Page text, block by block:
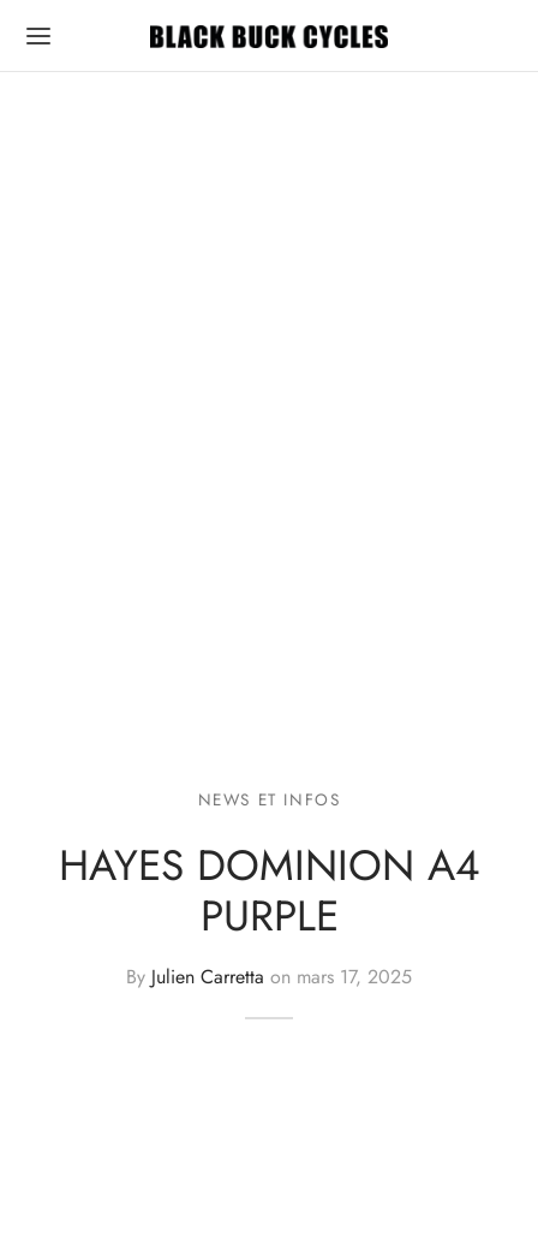
NEWS ET INFOS
HAYES DOMINION A4
PURPLE
By Julien Carretta on mars 17, 2025